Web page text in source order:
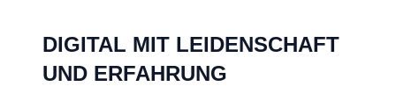
DIGITAL MIT LEIDENSCHAFT
UND ERFAHRUNG